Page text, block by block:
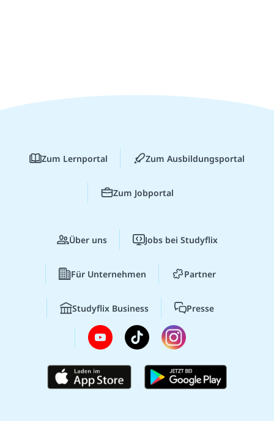
Zum Lernportal Zum Ausbildungsportal
Zum Jobportal
Über uns Jobs bei Studyflix
Für Unternehmen Partner
Studyflix Business Presse